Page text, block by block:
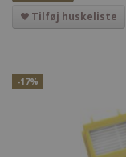
Tilføj huskeliste
-17%